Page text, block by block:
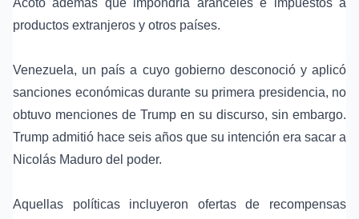
Acotó además que impondría aranceles e impuestos a
productos extranjeros y otros países.
Venezuela, un país a cuyo gobierno desconoció y aplicó
sanciones económicas durante su primera presidencia, no
obtuvo menciones de Trump en su discurso, sin embargo.
Trump admitió hace seis años que su intención era sacar a
Nicolás Maduro del poder.
Aquellas políticas incluyeron ofertas de recompensas